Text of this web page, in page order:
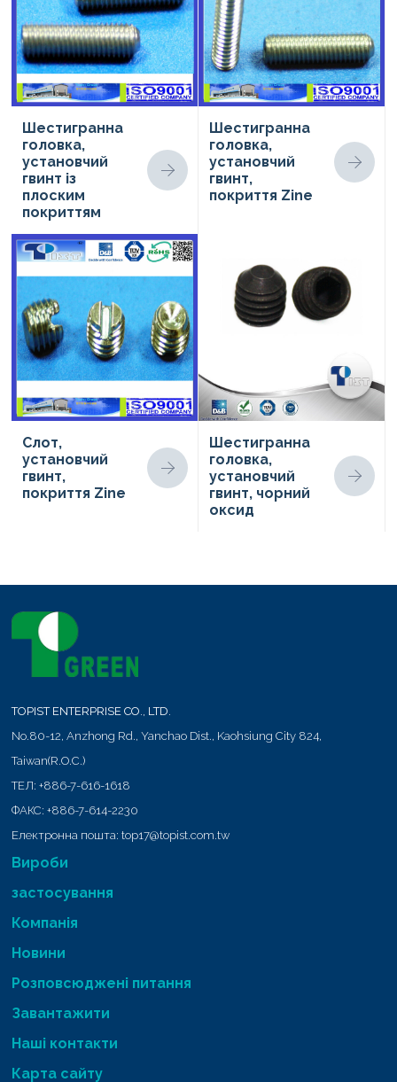
Шестигранна
головка,
установчий
гвинт із
плоским
покриттям
Шестигранна
головка,
установчий
гвинт,
покриття Zine
Слот,
установчий
гвинт,
покриття Zine
Шестигранна
головка,
установчий
гвинт, чорний
оксид
TOPIST ENTERPRISE CO., LTD.
No.80-12, Anzhong Rd., Yanchao Dist., Kaohsiung City 824,
Taiwan(R.O.C.)
ТЕЛ:+886-7-616-1618
ФАКС:+886-7-614-2230
Електронна пошта:top17@topist.com.tw
Вироби
застосування
Компанія
Новини
Розповсюджені питання
Завантажити
Наші контакти
Карта сайту